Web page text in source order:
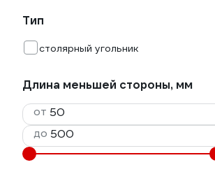
Тип
столярный угольник
Длина меньшей стороны, мм
от
до